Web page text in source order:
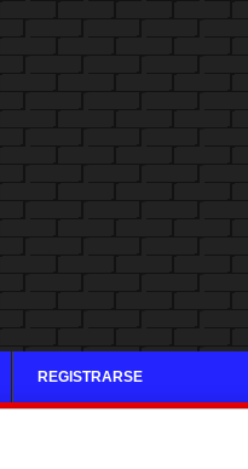
REGISTRARSE